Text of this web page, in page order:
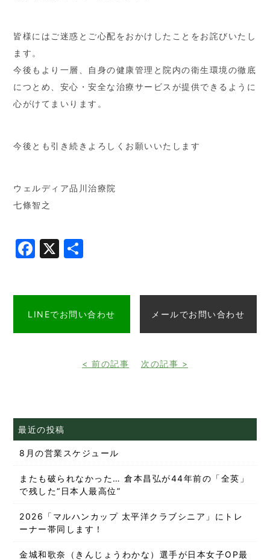
皆様にはご迷惑とご心配をおかけしたことをお詫びいたし
ます。
今後もより一層、自身の健康管理と院内の衛生環境の徹底
につとめ、安心・安全な治療サービスが提供できるように
心がけてまいります。
今後とも引き続きよろしくお願いいたします
ウェルディア品川治療院
七條智之
Facebook
X
LINEでお問い合わせ メールでお問い合わせ
< 前の記事 次の記事 >
最近の投稿
8月の営業スケジュール
またも破られなかった… 倉本昌弘が44年前の「全英」
で残した“日本人最高位”
2026「マルハンカップ 太平洋クラブシニア」にトレ
ーナー帯同します！
金城和歌奈（きんじょうわかな）選手が日本女子OP最